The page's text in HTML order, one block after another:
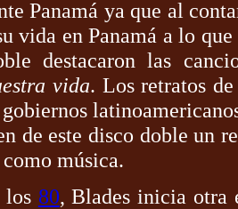
Panamá ya que al
vida en Panamá a lo
destacaron las
vida. Los retratos
de este disco doble un
música.
los 80, Blades inicia otra